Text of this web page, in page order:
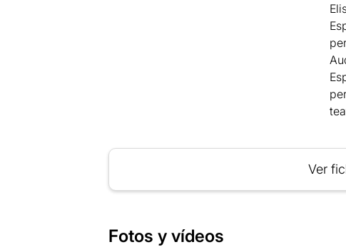
Ver
Fotos y vídeos